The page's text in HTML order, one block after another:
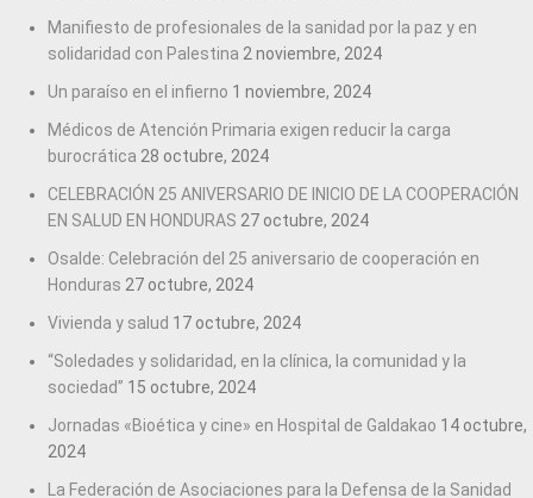
Manifiesto de profesionales de la sanidad por la paz y en
solidaridad con Palestina 2 noviembre, 2024
Un paraíso en el infierno 1 noviembre, 2024
Médicos de Atención Primaria exigen reducir la carga
burocrática 28 octubre, 2024
CELEBRACIÓN 25 ANIVERSARIO DE INICIO DE LA COOPERACIÓN
EN SALUD EN HONDURAS 27 octubre, 2024
Osalde: Celebración del 25 aniversario de cooperación en
Honduras 27 octubre, 2024
Vivienda y salud 17 octubre, 2024
“Soledades y solidaridad, en la clínica, la comunidad y la
sociedad” 15 octubre, 2024
Jornadas «Bioética y cine» en Hospital de Galdakao 14 octubre,
2024
La Federación de Asociaciones para la Defensa de la Sanidad